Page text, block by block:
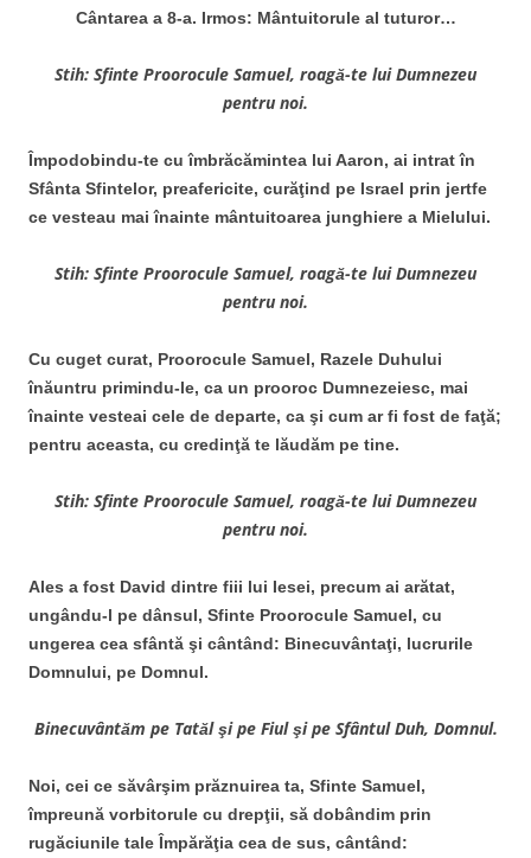
Cântarea a 8-a. Irmos: Mântuitorule al tuturor…
Stih: Sfinte Proorocule Samuel, roagă-te lui Dumnezeu
pentru noi.
Împodobindu-te cu îmbrăcămintea lui Aaron, ai intrat în
Sfânta Sfintelor, preafericite, curăţind pe Israel prin jertfe
ce vesteau mai înainte mântuitoarea junghiere a Mielului.
Stih: Sfinte Proorocule Samuel, roagă-te lui Dumnezeu
pentru noi.
Cu cuget curat, Proorocule Samuel, Razele Duhului
înăuntru primindu-le, ca un prooroc Dumnezeiesc, mai
înainte vesteai cele de departe, ca şi cum ar fi fost de faţă;
pentru aceasta, cu credinţă te lăudăm pe tine.
Stih: Sfinte Proorocule Samuel, roagă-te lui Dumnezeu
pentru noi.
Ales a fost David dintre fiii lui Iesei, precum ai arătat,
ungându-l pe dânsul, Sfinte Proorocule Samuel, cu
ungerea cea sfântă şi cântând: Binecuvântaţi, lucrurile
Domnului, pe Domnul.
Binecuvântăm pe Tatăl şi pe Fiul şi pe Sfântul Duh, Domnul.
Noi, cei ce săvârşim prăznuirea ta, Sfinte Samuel,
împreună vorbitorule cu drepţii, să dobândim prin
rugăciunile tale Împărăţia cea de sus, cântând: